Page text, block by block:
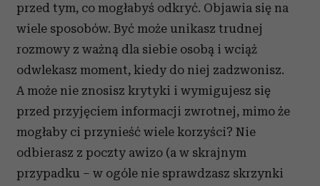
przed tym, co mogłabyś odkryć. Objawia się na
wiele sposobów. Być może unikasz trudnej
rozmowy z ważną dla siebie osobą i wciąż
odwlekasz moment, kiedy do niej zadzwonisz.
A może nie znosisz krytyki i wymigujesz się
przed przyjęciem informacji zwrotnej, mimo że
mogłaby ci przynieść wiele korzyści? Nie
odbierasz z poczty awizo (a w skrajnym
przypadku – w ogóle nie sprawdzasz skrzynki